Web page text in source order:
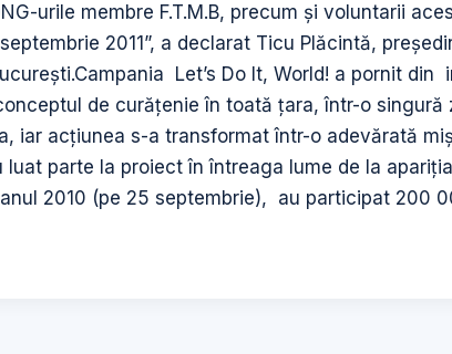
urile membre F.T.M.B, precum şi voluntarii
2011”, a declarat Ticu Plăcintă,
Let’s Do It, World! a pornit din
de curăţenie în toată ţara, într-o singură
iar acţiunea s-a transformat într-o adevărată
parte la proiect în întreaga lume de la
2010 (pe 25 septembrie), au participat 200